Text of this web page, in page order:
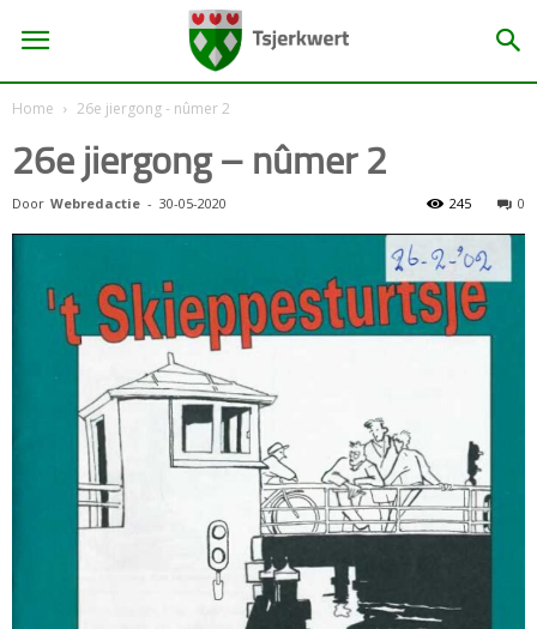
Home 26e jiergong - nûmer 2
26e jiergong – nûmer 2
Door Webredactie - 30-05-2020 0
245